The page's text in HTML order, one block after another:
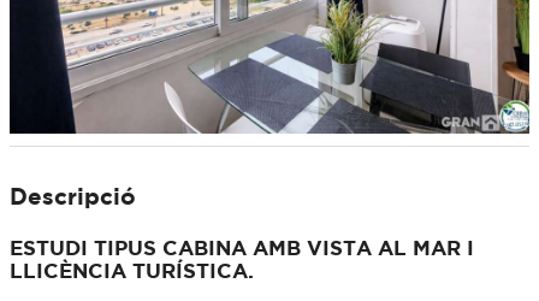
Descripció
ESTUDI TIPUS CABINA AMB VISTA AL MAR I
LLICÈNCIA TURÍSTICA.